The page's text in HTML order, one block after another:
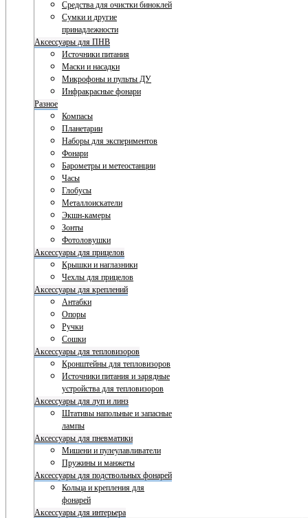
Средства для очистки биноклей
Сумки и другие
принадлежности
Аксессуары для ПНВ
Источники питания
Маски и насадки
Микрофоны и пульты ДУ
Инфракрасные фонари
Разное
Компасы
Планетарии
Наборы для экспериментов
Фонари
Барометры и метеостанции
Часы
Глобусы
Металлоискатели
Экшн-камеры
Зонты
Фотоловушки
Аксессуары для прицелов
Крышки и наглазники
Чехлы для прицелов
Аксессуары для креплений
Антабки
Опоры
Ручки
Сошки
Аксессуары для тепловизоров
Кронштейны для тепловизоров
Источники питания и зарядные
устройства для тепловизоров
Аксессуары для луп и линз
Штативы напольные и запасные
лампы
Аксессуары для пневматики
Мишени и пулеулавливатели
Пружины и манжеты
Аксессуары для подствольных фонарей
Кольца и крепления для
фонарей
Аксессуары для интерьера